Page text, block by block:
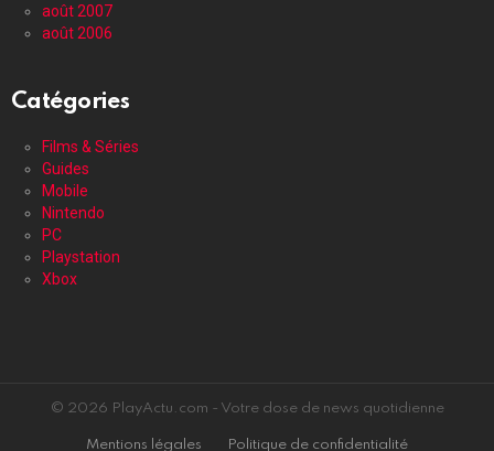
août 2007
août 2006
Catégories
Films & Séries
Guides
Mobile
Nintendo
PC
Playstation
Xbox
© 2026 PlayActu.com - Votre dose de news quotidienne
Mentions légales Politique de confidentialité